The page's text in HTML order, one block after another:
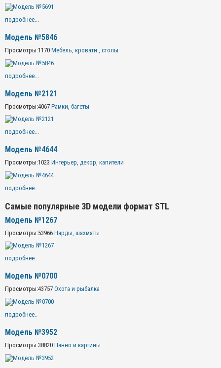
подробнее...
Модель №5846
Просмотры:1170 Мебель, кровати , столы
подробнее...
Модель №2121
Просмотры:4067 Рамки, багеты
подробнее...
Модель №4644
Просмотры:1023 Интерьер, декор, капители
подробнее...
Самые популярные 3D модели формат STL
Модель №1267
Просмотры:53966 Нарды, шахматы
подробнее..
Модель №0700
Просмотры:43757 Охота и рыбалка
подробнее..
Модель №3952
Просмотры:38820 Панно и картины